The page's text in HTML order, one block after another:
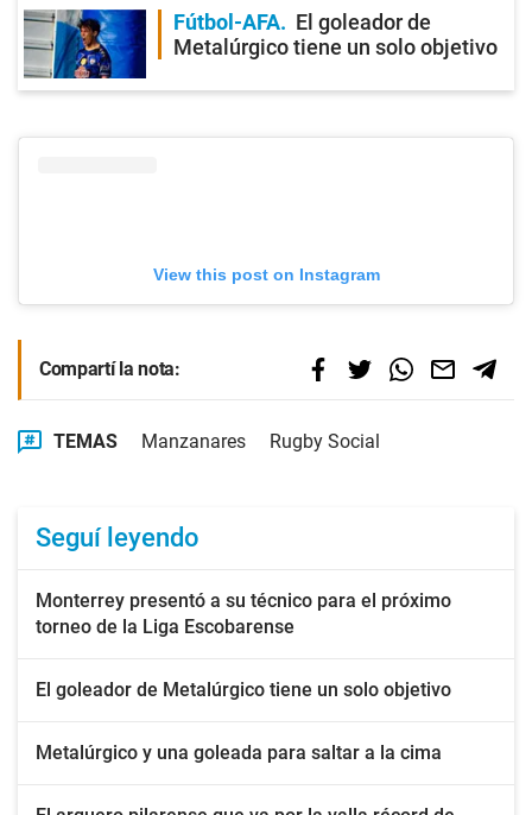
Fútbol-AFA
El goleador de
Metalúrgico tiene un solo objetivo
View this post on Instagram
Compartí la nota:
TEMAS Manzanares Rugby Social
Seguí leyendo
Monterrey presentó a su técnico para el próximo
torneo de la Liga Escobarense
El goleador de Metalúrgico tiene un solo objetivo
Metalúrgico y una goleada para saltar a la cima